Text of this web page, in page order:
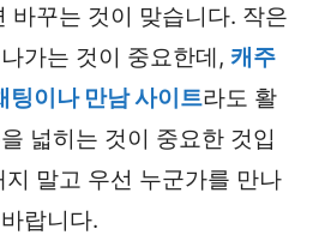
바꾸는 것이 맞습니다. 작은
가는 것이 중요한데, 캐주
팅이나 만남 사이트라도 활
넓히는 것이 중요한 것입
지 말고 우선 누군가를 만나
랍니다.